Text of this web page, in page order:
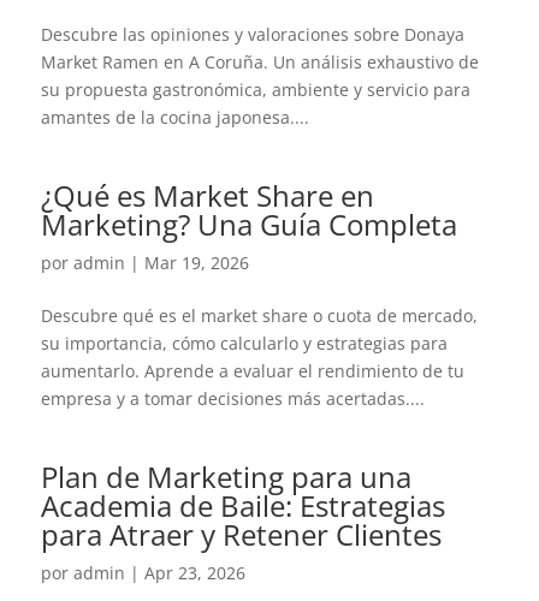
Descubre las opiniones y valoraciones sobre Donaya
Market Ramen en A Coruña. Un análisis exhaustivo de
su propuesta gastronómica, ambiente y servicio para
amantes de la cocina japonesa....
¿Qué es Market Share en
Marketing? Una Guía Completa
por admin | Mar 19, 2026
Descubre qué es el market share o cuota de mercado,
su importancia, cómo calcularlo y estrategias para
aumentarlo. Aprende a evaluar el rendimiento de tu
empresa y a tomar decisiones más acertadas....
Plan de Marketing para una
Academia de Baile: Estrategias
para Atraer y Retener Clientes
por admin | Apr 23, 2026